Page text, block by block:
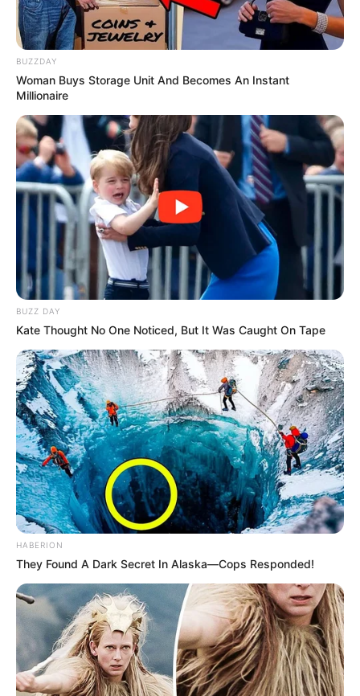
BUZZDAY
Woman Buys Storage Unit And Becomes An Instant
Millionaire
BUZZ DAY
Kate Thought No One Noticed, But It Was Caught On Tape
HABERION
They Found A Dark Secret In Alaska—Cops Responded!